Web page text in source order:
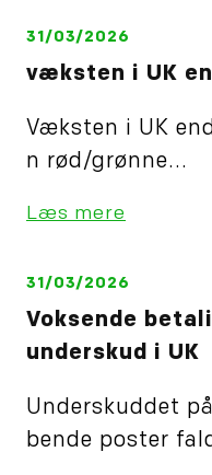
31/03/2026
væksten i UK
Væksten i UK
n rød/grønne...
Læs mere
31/03/2026
Voksende
underskud i UK
Underskuddet
bende poster